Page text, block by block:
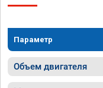
Параметр
Объем двигателя